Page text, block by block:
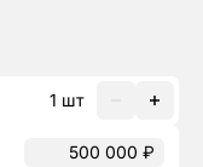
1 шт